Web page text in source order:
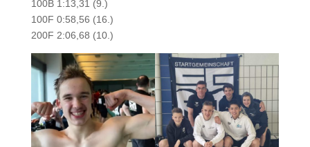
100B 1:13,31 (9.)
100F 0:58,56 (16.)
200F 2:06,68 (10.)